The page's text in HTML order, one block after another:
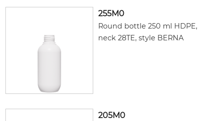
255M0
Round bottle 250 ml HDPE,
neck 28TE, style BERNA
205M0